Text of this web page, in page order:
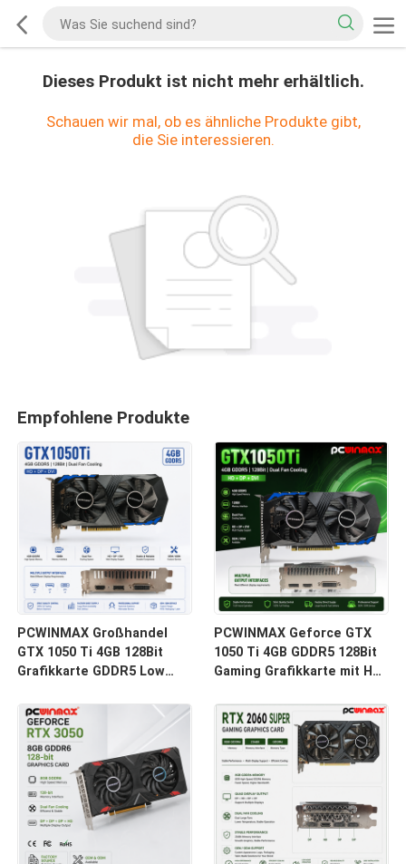
Dieses Produkt ist nicht mehr erhältlich.
Schauen wir mal, ob es ähnliche Produkte gibt,
die Sie interessieren.
Empfohlene Produkte
PCWINMAX Großhandel
GTX 1050 Ti 4GB 128Bit
Grafikkarte GDDR5 Low
Ausgang für Desktop
PCWINMAX Geforce GTX
1050 Ti 4GB GDDR5 128Bit
Gaming Grafikkarte mit HD-
Lager für Desktop-
Computer